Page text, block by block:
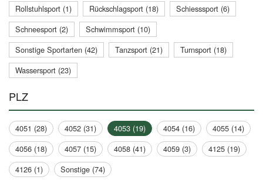
Rollstuhlsport (1)
Rückschlagsport (18)
Schiesssport (6)
Schneesport (2)
Schwimmsport (10)
Sonstige Sportarten (42)
Tanzsport (21)
Turnsport (18)
Wassersport (23)
PLZ
4051 (28) 4052 (31) 4053 (19) 4054 (16)
4055 (14)
4056 (18)
4057 (15) 4058 (41) 4059 (3)
4125 (19)
4126 (1)
Sonstige (74)